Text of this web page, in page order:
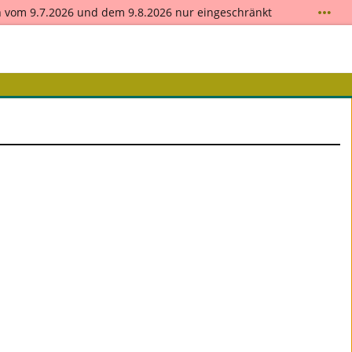
9.7.2026 und dem 9.8.2026 nur eingeschränkt
Sie die Hilfestellungen auf derSupportseite. Nutzen
Team der Fachakademie für Gemeindepastoral